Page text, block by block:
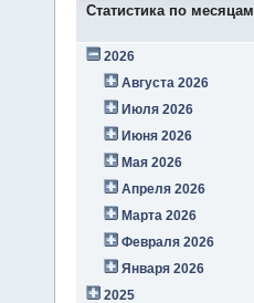
Статистика по месяцам
2026
Августа 2026
Июля 2026
Июня 2026
Мая 2026
Апреля 2026
Марта 2026
Февраля 2026
Января 2026
2025